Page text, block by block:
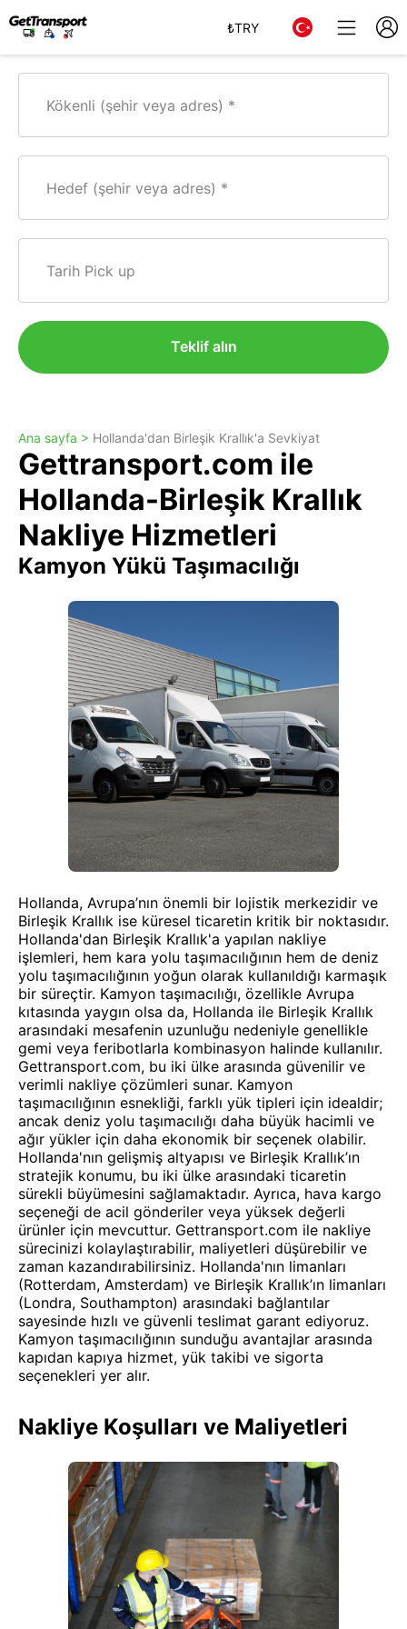
₺TRY
Kökenli (şehir veya adres)
Hedef (şehir veya adres)
Tarih Pick up
Teklif alın
Ana sayfa > Hollanda'dan Birleşik Krallık'a Sevkiyat
Gettransport.com ile
Hollanda-Birleşik Krallık
Nakliye Hizmetleri
Kamyon Yükü Taşımacılığı
Hollanda, Avrupa’nın önemli bir lojistik merkezidir ve
Birleşik Krallık ise küresel ticaretin kritik bir noktasıdır.
Hollanda'dan Birleşik Krallık'a yapılan nakliye
işlemleri, hem kara yolu taşımacılığının hem de deniz
yolu taşımacılığının yoğun olarak kullanıldığı karmaşık
bir süreçtir. Kamyon taşımacılığı, özellikle Avrupa
kıtasında yaygın olsa da, Hollanda ile Birleşik Krallık
arasındaki mesafenin uzunluğu nedeniyle genellikle
gemi veya feribotlarla kombinasyon halinde kullanılır.
Gettransport.com, bu iki ülke arasında güvenilir ve
verimli nakliye çözümleri sunar. Kamyon
taşımacılığının esnekliği, farklı yük tipleri için idealdir;
ancak deniz yolu taşımacılığı daha büyük hacimli ve
ağır yükler için daha ekonomik bir seçenek olabilir.
Hollanda'nın gelişmiş altyapısı ve Birleşik Krallık’ın
stratejik konumu, bu iki ülke arasındaki ticaretin
sürekli büyümesini sağlamaktadır. Ayrıca, hava kargo
seçeneği de acil gönderiler veya yüksek değerli
ürünler için mevcuttur. Gettransport.com ile nakliye
sürecinizi kolaylaştırabilir, maliyetleri düşürebilir ve
zaman kazandırabilirsiniz. Hollanda'nın limanları
(Rotterdam, Amsterdam) ve Birleşik Krallık’ın limanları
(Londra, Southampton) arasındaki bağlantılar
sayesinde hızlı ve güvenli teslimat garant ediyoruz.
Kamyon taşımacılığının sunduğu avantajlar arasında
kapıdan kapıya hizmet, yük takibi ve sigorta
seçenekleri yer alır.
Nakliye Koşulları ve Maliyetleri